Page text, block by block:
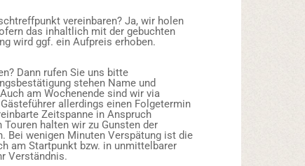
vereinbaren? Ja, wir holen
das inhaltlich mit der gebuchten
wird ggf. ein Aufpreis erhoben.
Dann rufen Sie uns bitte
stehen Name und
am Wochenende sind wir via
allerdings einen Folgetermin
Zeitspanne in Anspruch
halten wir zu Gunsten der
Bei wenigen Minuten Verspätung ist die
am Startpunkt bzw. in unmittelbarer
Verständnis.